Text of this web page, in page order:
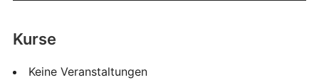
Kurse
Keine Veranstaltungen